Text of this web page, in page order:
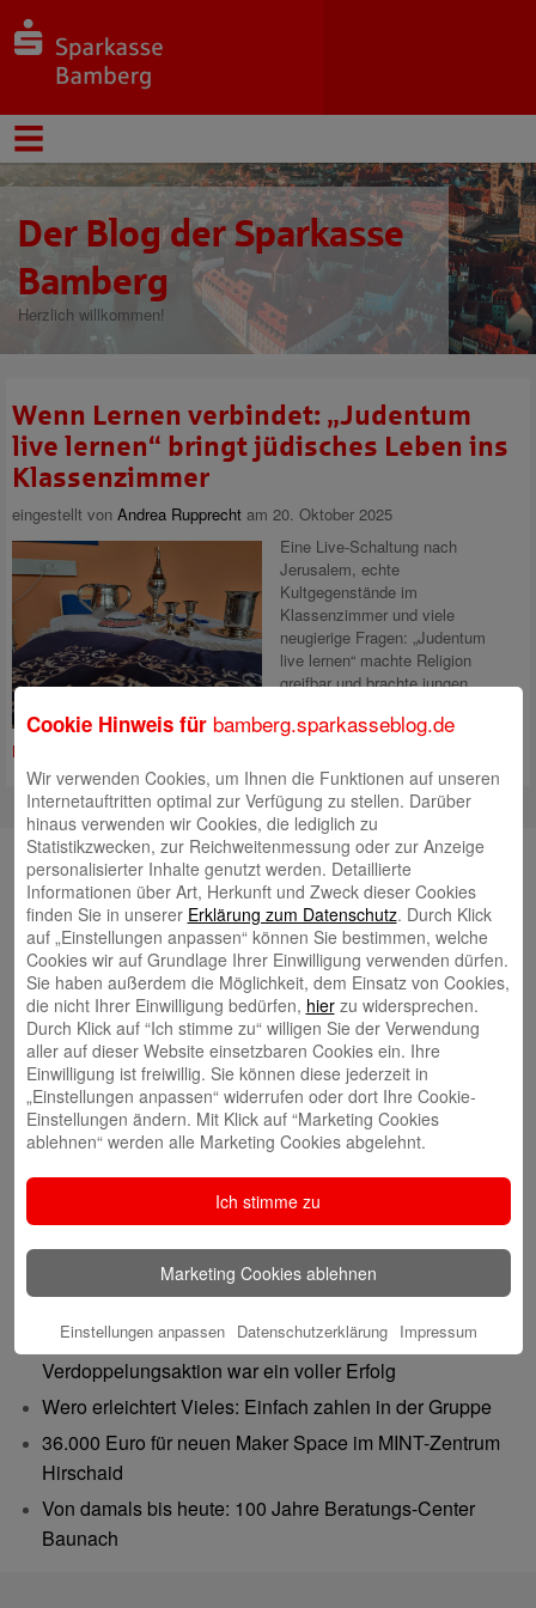
Der Blog der Sparkasse
Bamberg
Herzlich willkommen!
Wenn Lernen verbindet: „Judentum
live lernen“ bringt jüdisches Leben ins
Klassenzimmer
eingestellt von Andrea Rupprecht am 20. Oktober 2025
Eine Live-Schaltung nach
Jerusalem, echte
Kultgegenstände im
Klassenzimmer und viele
neugierige Fragen: „Judentum
live lernen“ machte Religion
greifbar und brachte jungen
– mit unserer Unterstützung.
Mehr lesen
Unsere Autorinnen und Autoren
Andrea Rupprecht
Jonas Simon
Neueste Beiträge
Gutes tun – Freude teilen
Gemeinsam 62.500 Euro bewegt: Spenden-
Verdoppelungsaktion war ein voller Erfolg
Wero erleichtert Vieles: Einfach zahlen in der Gruppe
36.000 Euro für neuen Maker Space im MINT-Zentrum
Hirschaid
Von damals bis heute: 100 Jahre Beratungs-Center
Baunach
Cookie Hinweis für bamberg.sparkasseblog.de
Wir verwenden Cookies, um Ihnen die Funktionen auf unseren
Internetauftritten optimal zur Verfügung zu stellen. Darüber
hinaus verwenden wir Cookies, die lediglich zu
Statistikzwecken, zur Reichweitenmessung oder zur Anzeige
personalisierter Inhalte genutzt werden. Detaillierte
Informationen über Art, Herkunft und Zweck dieser Cookies
finden Sie in unserer Erklärung zum Datenschutz. Durch Klick
auf „Einstellungen anpassen“ können Sie bestimmen, welche
Cookies wir auf Grundlage Ihrer Einwilligung verwenden dürfen.
Sie haben außerdem die Möglichkeit, dem Einsatz von Cookies,
die nicht Ihrer Einwilligung bedürfen, hierzu widersprechen.
Durch Klick auf “Ich stimme zu“ willigen Sie der Verwendung
aller auf dieser Website einsetzbaren Cookies ein. Ihre
Einwilligung ist freiwillig. Sie können diese jederzeit in
„Einstellungen anpassen“ widerrufen oder dort Ihre Cookie-
Einstellungen ändern. Mit Klick auf “Marketing Cookies
ablehnen“ werden alle Marketing Cookies abgelehnt.
Ich stimme zu
Marketing Cookies ablehnen
Einstellungen anpassen Datenschutzerklärung Impressum